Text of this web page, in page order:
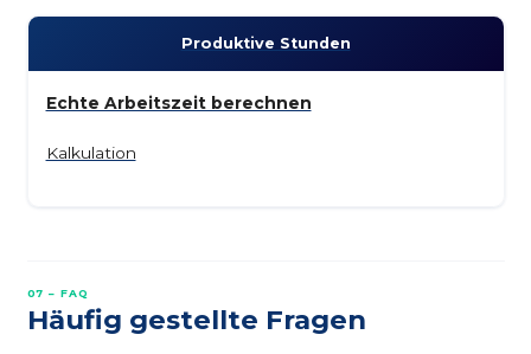
Produktive Stunden
Echte Arbeitszeit berechnen
Kalkulation
07 – FAQ
Häufig gestellte Fragen